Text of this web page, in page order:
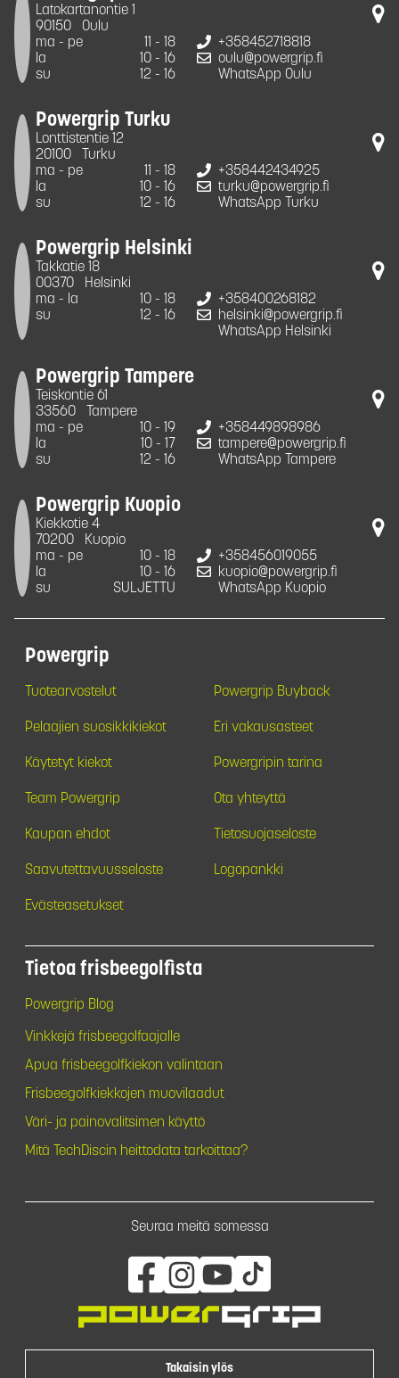
Latokartanontie 1
90150
Oulu
ma - pe
11 - 18
la
10 - 16
su
12 - 16
+358452718818
oulu@powergrip.fi
WhatsApp Oulu
Powergrip Turku
Lonttistentie 12
20100
Turku
ma - pe
11 - 18
la
10 - 16
su
12 - 16
+358442434925
turku@powergrip.fi
WhatsApp Turku
Powergrip Helsinki
Takkatie 18
00370
Helsinki
ma - la
10 - 18
su
12 - 16
+358400268182
helsinki@powergrip.fi
WhatsApp Helsinki
Powergrip Tampere
Teiskontie 61
33560
Tampere
ma - pe
10 - 19
la
10 - 17
su
12 - 16
+358449898986
tampere@powergrip.fi
WhatsApp Tampere
Powergrip Kuopio
Kiekkotie 4
70200
Kuopio
ma - pe
10 - 18
la
10 - 16
su
SULJETTU
+358456019055
kuopio@powergrip.fi
WhatsApp Kuopio
Powergrip
Tuotearvostelut Powergrip Buyback
Pelaajien suosikkikiekot Eri vakausasteet
Käytetyt kiekot Powergripin tarina
Team Powergrip Ota yhteyttä
Kaupan ehdot Tietosuojaseloste
Saavutettavuusseloste Logopankki
Evästeasetukset
Tietoa frisbeegolfista
Powergrip Blog
Vinkkejä frisbeegolfaajalle
Apua frisbeegolfkiekon valintaan
Frisbeegolfkiekkojen muovilaadut
Väri- ja painovalitsimen käyttö
Mitä TechDiscin heittodata tarkoittaa?
Seuraa meitä somessa
Takaisin ylös